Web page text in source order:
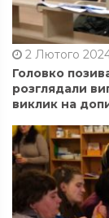
2 Лютого
Головко
розглядали
виклик на